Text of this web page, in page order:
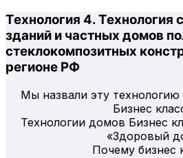
Технология 4. Технология
зданий и частных домов
стеклокомпозитных
регионе РФ
Мы назвали эту
Бизнес
Технологии домов Бизнес
«Здоровый
Почему бизнес